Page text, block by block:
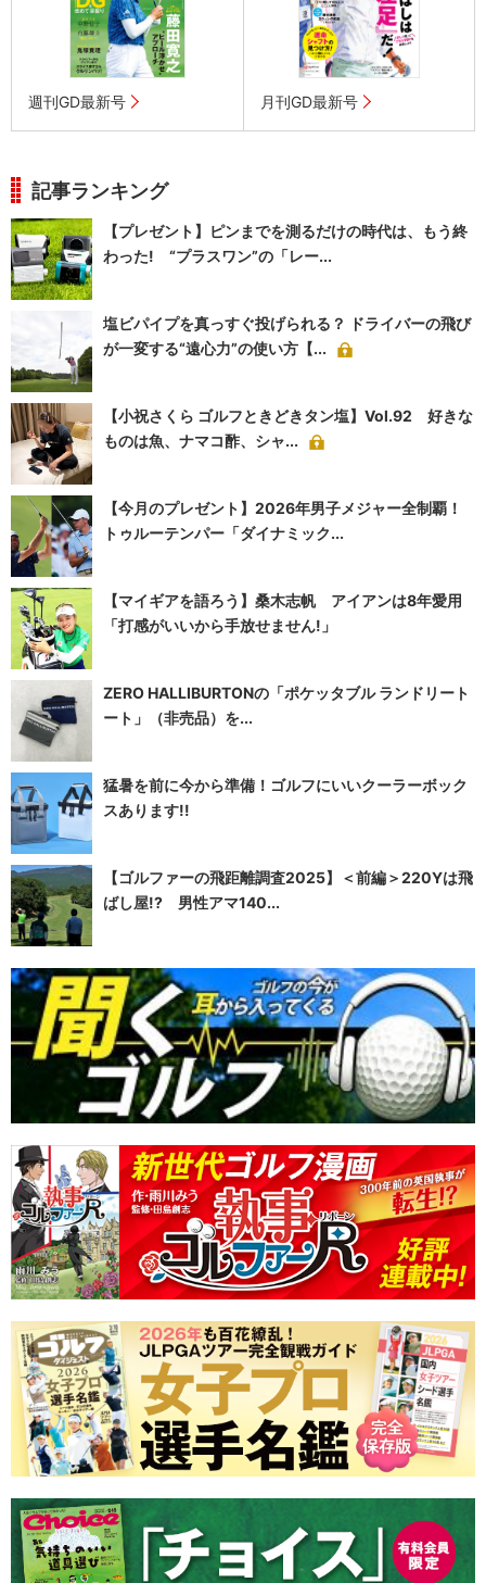
週刊GD最新号 月刊GD最新号
記事ランキング
【プレゼント】ピンまでを測るだけの時代は、もう終
わった! “プラスワン”の「レー...
塩ビパイプを真っすぐ投げられる？ ドライバーの飛び
が一変する“遠心力”の使い方【...
【小祝さくら ゴルフときどきタン塩】Vol.92 好きな
ものは魚、ナマコ酢、シャ...
【今月のプレゼント】2026年男子メジャー全制覇！
トゥルーテンパー「ダイナミック...
【マイギアを語ろう】桑木志帆 アイアンは8年愛用
「打感がいいから手放せません!」
ZERO HALLIBURTONの「ポケッタブル ランドリート
ート」（非売品）を...
猛暑を前に今から準備！ゴルフにいいクーラーボック
スあります!!
【ゴルファーの飛距離調査2025】＜前編＞220Yは飛
ばし屋!? 男性アマ140...